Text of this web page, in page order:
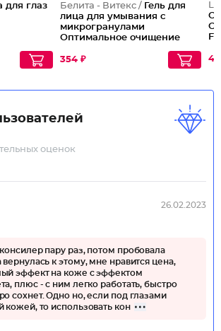
для глаз
Белита - Витекс / Гель для
лица для умывания с
микрогранулами
Оптимальное очищение
354 ₽
оценок
26.02.2023
пару раз, потом пробовала
вернулась к этому, мне нравится цена,
эффект на коже с эффектом
плюс - с ним легко работать, быстро
сохнет. Одно но, если под глазами
кожей, то использовать кон